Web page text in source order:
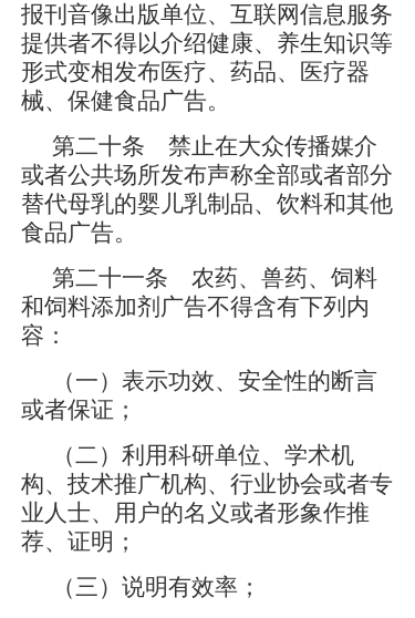
报刊音像出版单位、互联网信息服务
提供者不得以介绍健康、养生知识等
形式变相发布医疗、药品、医疗器
械、保健食品广告。
第二十条 禁止在大众传播媒介
或者公共场所发布声称全部或者部分
替代母乳的婴儿乳制品、饮料和其他
食品广告。
第二十一条 农药、兽药、饲料
和饲料添加剂广告不得含有下列内
容：
（一）表示功效、安全性的断言
或者保证；
（二）利用科研单位、学术机
构、技术推广机构、行业协会或者专
业人士、用户的名义或者形象作推
荐、证明；
（三）说明有效率；